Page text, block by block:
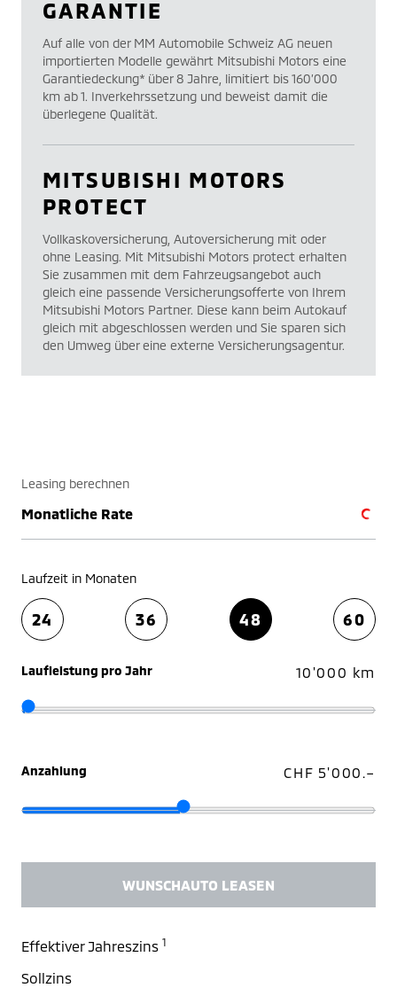
GARANTIE
Auf alle von der MM Automobile Schweiz AG neuen
importierten Modelle gewährt Mitsubishi Motors eine
Garantiedeckung* über 8 Jahre, limitiert bis 160’000
km ab 1. Inverkehrssetzung und beweist damit die
überlegene Qualität.
MITSUBISHI MOTORS
PROTECT
Vollkaskoversicherung, Autoversicherung mit oder
ohne Leasing. Mit Mitsubishi Motors protect erhalten
Sie zusammen mit dem Fahrzeugsangebot auch
gleich eine passende Versicherungsofferte von Ihrem
Mitsubishi Motors Partner. Diese kann beim Autokauf
gleich mit abgeschlossen werden und Sie sparen sich
den Umweg über eine externe Versicherungsagentur.
Leasing berechnen
Monatliche Rate
Laufzeit in Monaten
24 36 48 60
Laufleistung pro Jahr 10'000 km
Anzahlung CHF 5'000.–
WUNSCHAUTO LEASEN
Effektiver Jahreszins 1
Sollzins